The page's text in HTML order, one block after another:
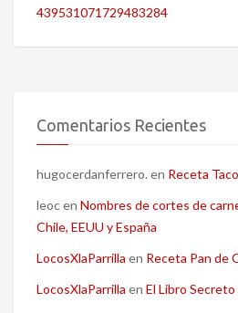
439531071729483284
Comentarios Recientes
hugocerdanferrero. en Receta
leocen Nombres de cortes de
Chile, EEUU y España
LocosXlaParrilla en Receta Pan de
LocosXlaParrilla en El Libro